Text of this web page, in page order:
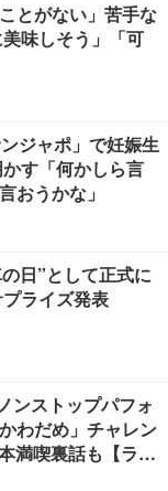
とがない」苦手な
味しそう」「可
ジャポ」で妊娠生
す「何かしら言
おうかな」
日”として正式に
ライズ発表
ンストップパフォ
わだめ」チャレン
満喫裏話も【ライ